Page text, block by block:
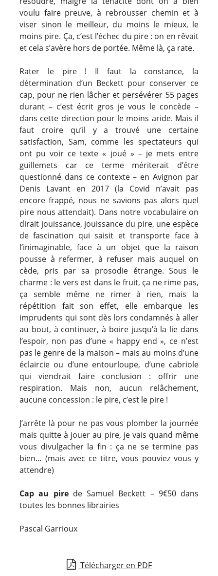
voulu faire preuve, à rebrousser chemin et à
viser sinon le meilleur, du moins le mieux, le
moins pire. Ça, c’est l’échec du pire : on en rêvait
et cela s’avère hors de portée. Même là, ça rate.
Rater le pire ! Il faut la constance, la
détermination d’un Beckett pour conserver ce
cap, pour ne rien lâcher et persévérer 55 pages
durant – c’est écrit gros je vous le concède –
dans cette direction pour le moins aride. Mais il
faut croire qu’il y a trouvé une certaine
satisfaction, Sam, comme les spectateurs qui
ont pu voir ce texte « joué » – je mets entre
guillemets car ce terme mériterait d’être
questionné dans ce contexte – en Avignon par
Denis Lavant en 2017 (la Covid n’avait pas
encore frappé, nous ne savions pas alors quel
pire nous attendait). Dans notre vocabulaire on
dirait jouissance, jouissance du pire, une espèce
de fascination qui saisit et transporte face à
l’inimaginable, face à un objet que la raison
pousse à refermer, à refuser mais auquel on
cède, pris par sa prosodie étrange. Sous le
charme : le vers est dans le fruit, ça ne rime pas,
ça semble même ne rimer à rien, mais la
répétition fait son effet, elle embarque les
imprudents qui sont dès lors condamnés à aller
au bout, à continuer, à boire jusqu’à la lie dans
l’espoir, non pas d’une « happy end », ce n’est
pas le genre de la maison – mais au moins d’une
éclaircie ou d’une entourloupe, d’une cabriole
qui viendrait faire conclusion : offrir une
respiration. Mais non, aucun relâchement,
aucune concession : le pire, c’est le pire !
J’arrête là pour ne pas vous plomber la journée
mais quitte à jouer au pire, je vais quand même
vous divulgacher la fin : ça ne se termine pas
bien… (mais avec ce titre, vous pouviez vous y
attendre)
Cap au pirede Samuel Beckett – 9€50 dans
toutes les bonnes librairies
Pascal Garrioux
Télécharger en PDF